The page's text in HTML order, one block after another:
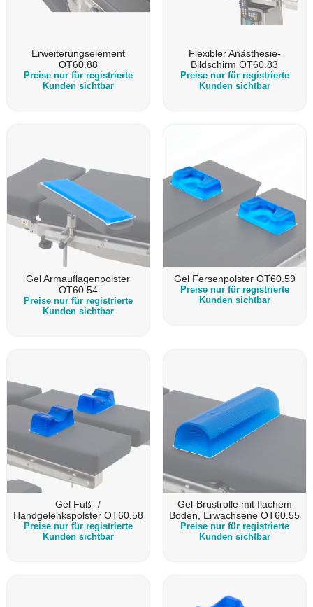
Erweiterungselement
OT60.88
Preise nur für registrierte
Kunden sichtbar
Flexibler Anästhesie-
Bildschirm OT60.83
Preise nur für registrierte
Kunden sichtbar
Gel Armauflagenpolster
OT60.54
Preise nur für registrierte
Kunden sichtbar
Gel Fersenpolster OT60.59
Preise nur für registrierte
Kunden sichtbar
Gel Fuß- /
Handgelenkspolster OT60.58
Preise nur für registrierte
Kunden sichtbar
Gel-Brustrolle mit flachem
Boden, Erwachsene OT60.55
Preise nur für registrierte
Kunden sichtbar